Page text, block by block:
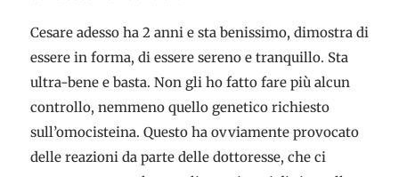
Cesare adesso ha 2 anni e sta benissimo, dimostra di
essere in forma, di essere sereno e tranquillo. Sta
ultra-bene e basta. Non gli ho fatto fare più alcun
controllo, nemmeno quello genetico richiesto
sull’omocisteina. Questo ha ovviamente provocato
delle reazioni da parte delle dottoresse, che ci